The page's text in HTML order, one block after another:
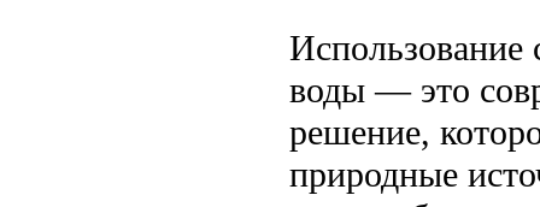
Использование
воды — это
решение,
природные